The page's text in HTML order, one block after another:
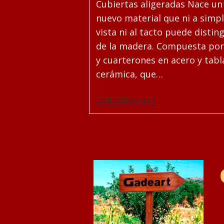
entrada:
Cubiertas aligeradas Nace un
nuevo material que ni a
vista ni al tacto puede
de la madera. Compuesta
y cuarterones en acero y
cerámica, que…
Continuar LeyendoCubiertas
Aligeradas.